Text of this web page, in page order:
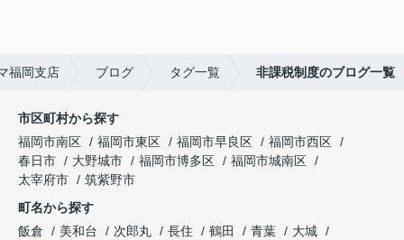
福岡支店 ブログ タグ一覧 非課税制度のブログ一覧
市区町村から探す
福岡市南区
福岡市東区 福岡市早良区
福岡市西区
春日市
大野城市 福岡市博多区
福岡市城南区
太宰府市
筑紫野市
町名から探す
飯倉
美和台 次郎丸 長住 鶴田 青葉
大城